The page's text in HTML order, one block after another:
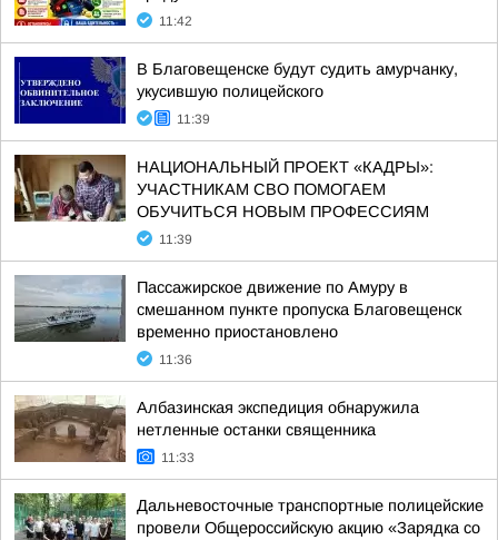
11:42
В Благовещенске будут судить амурчанку,
укусившую полицейского
11:39
НАЦИОНАЛЬНЫЙ ПРОЕКТ «КАДРЫ»:
УЧАСТНИКАМ СВО ПОМОГАЕМ
ОБУЧИТЬСЯ НОВЫМ ПРОФЕССИЯМ
11:39
Пассажирское движение по Амуру в
смешанном пункте пропуска Благовещенск
временно приостановлено
11:36
Албазинская экспедиция обнаружила
нетленные останки священника
11:33
Дальневосточные транспортные полицейские
провели Общероссийскую акцию «Зарядка со